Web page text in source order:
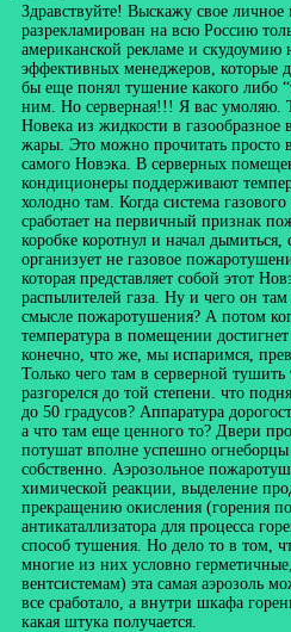
Здравствуйте! Выскажу свое
разрекламирован на всю Россию
американской рекламе и скудоумию
эффективных менеджеров, которые
бы еще понял тушение какого либо
ним. Но серверная!!! Я вас умоляю.
Новека из жидкости в газообразное
жары. Это можно прочитать просто в
самого Новэка. В серверных
кондиционеры поддерживают
холодно там. Когда система
сработает на первичный признак
коробке коротнул и начал дымиться,
организует не газовое
которая представляет собой этот
распылителей газа. Ну и чего он
смысле пожаротушения? А потом
температура в помещении достигнет
конечно, что же, мы испаримся,
Только чего там в серверной тушить
разгорелся до той степени. что
до 50 градусов? Аппаратура
а что там еще ценного то? Двери
потушат вполне успешно
собственно. Аэрозольное
химической реакции, выделение
прекращению окисления (горения
антикаталлизатора для процесса
способ тушения. Но дело то в том,
многие из них условно
вентсистемам) эта самая аэрозоль
все сработало, а внутри шкафа
какая штука получается.